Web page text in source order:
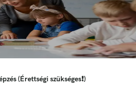
(Érettségi szükséges❗)